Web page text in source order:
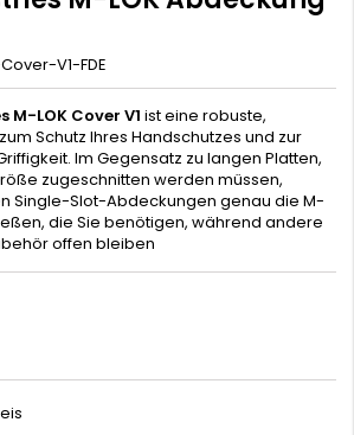
V1-FDE
LOK Cover V1 ist eine robuste,
Schutz Ihres Handschutzes und zur
Im Gegensatz zu langen Platten,
zugeschnitten werden müssen,
Single-Slot-Abdeckungen genau die M-
die Sie benötigen, während andere
offen bleiben